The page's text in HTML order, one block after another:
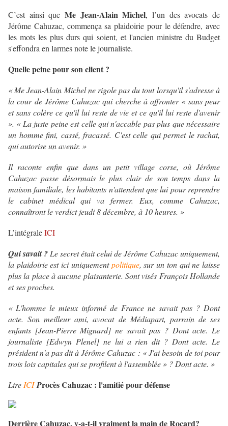
C’est ainsi que Me Jean-Alain Michel, l’un des avocats de
Jérôme Cahuzac, commença sa plaidoirie pour le défendre, avec
les mots les plus durs qui soient, et l'ancien ministre du Budget
s'effondra en larmes note le journaliste.
Quelle peine pour son client ?
« Me Jean-Alain Michel ne rigole pas du tout lorsqu'il s'adresse à
la cour de Jérôme Cahuzac qui cherche à affronter « sans peur
et sans colère ce qu'il lui reste de vie et ce qu'il lui reste d'avenir
». « La juste peine est celle qui n'accable pas plus que nécessaire
un homme fini, cassé, fracassé. C'est celle qui permet le rachat,
qui autorise un avenir. »
Il raconte enfin que dans un petit village corse, où Jérôme
Cahuzac passe désormais le plus clair de son temps dans la
maison familiale, les habitants n'attendent que lui pour reprendre
le cabinet médical qui va fermer. Eux, comme Cahuzac,
connaîtront le verdict jeudi 8 décembre, à 10 heures. »
L’intégraleICI
Qui savait ? Le secret était celui de Jérôme Cahuzac uniquement,
la plaidoirie est ici uniquementpolitique, sur un ton qui ne laisse
plus la place à aucune plaisanterie. Sont visés François Hollande
et ses proches.
« L'homme le mieux informé de France ne savait pas ? Dont
acte. Son meilleur ami, avocat de Médiapart, parrain de ses
enfants [Jean-Pierre Mignard] ne savait pas ? Dont acte. Le
journaliste [Edwyn Plenel] ne lui a rien dit ? Dont acte. Le
président n'a pas dit à Jérôme Cahuzac : « J'ai besoin de toi pour
trois lois capitales qui se profilent à l'assemblée » ? Dont acte. »
Lire ICI Procès Cahuzac : l'amitié pour défense
Derrière Cahuzac, y-a-t-il vraiment la main de Rocard?